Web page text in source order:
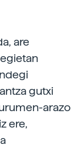
are
gutxi
arazo
ere,